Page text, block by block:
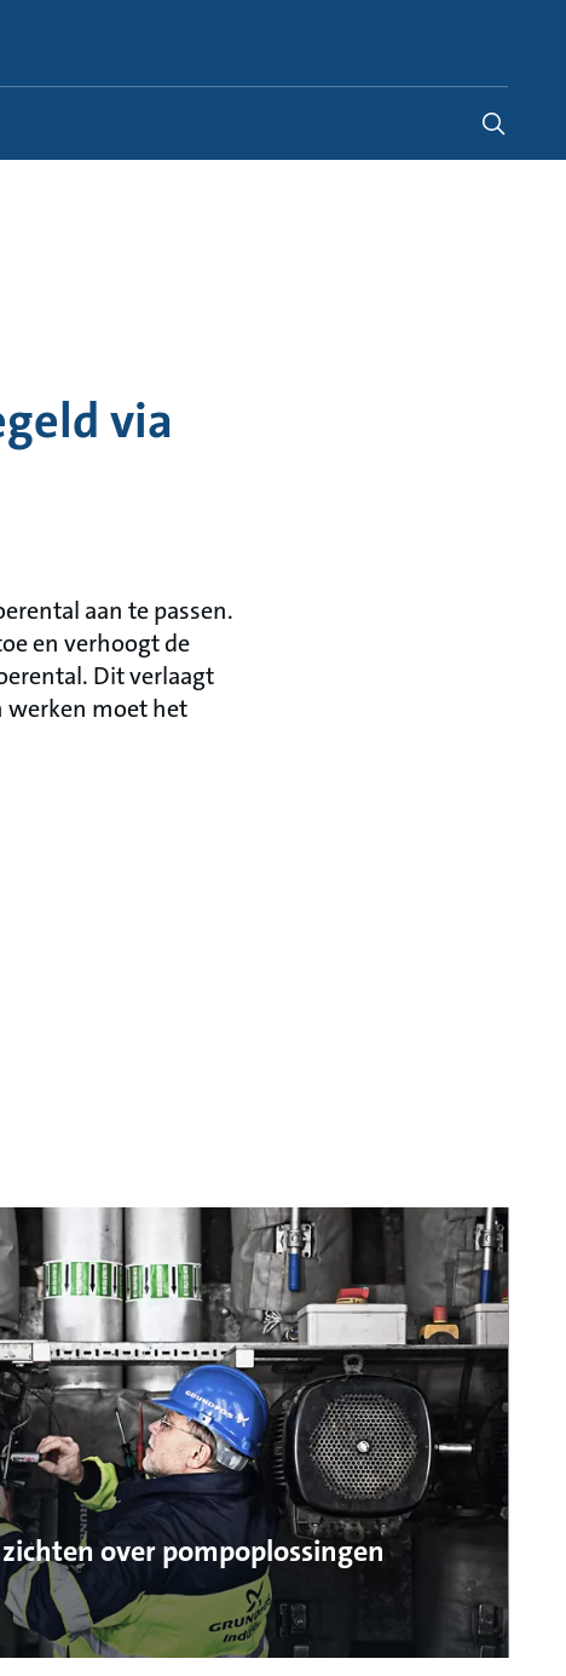
via
aan te passen.
en verhoogt de
Dit verlaagt
werken moet het
over pompoplossingen